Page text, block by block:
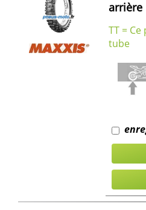
arrière
TT =
tube